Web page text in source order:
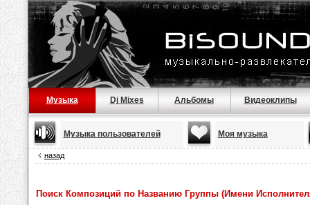
Музыка Dj Mixes Альбомы Видеоклипы
Музыка пользователей Моя музыка
назад
Поиск Композиций по Названию Группы (Имени